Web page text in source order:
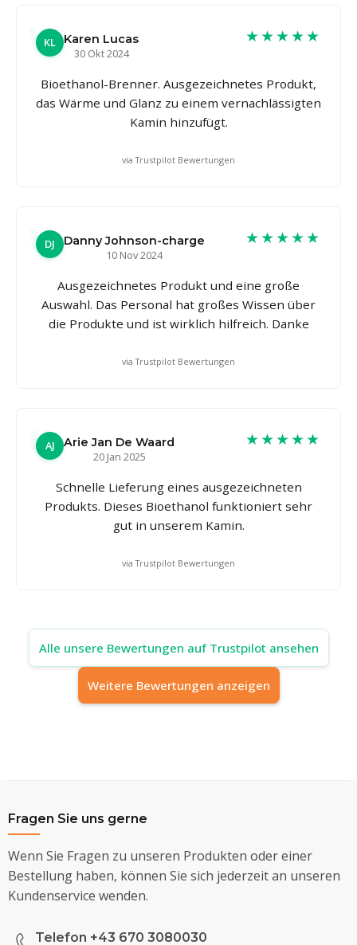
KL
Karen Lucas
30 Okt 2024
★★★★★
Bioethanol-Brenner. Ausgezeichnetes Produkt,
das Wärme und Glanz zu einem vernachlässigten
Kamin hinzufügt.
via Trustpilot Bewertungen
DJ
Danny Johnson-charge
10 Nov 2024
★★★★★
Ausgezeichnetes Produkt und eine große
Auswahl. Das Personal hat großes Wissen über
die Produkte und ist wirklich hilfreich. Danke
via Trustpilot Bewertungen
AJ
Arie Jan De Waard
20 Jan 2025
★★★★★
Schnelle Lieferung eines ausgezeichneten
Produkts. Dieses Bioethanol funktioniert sehr
gut in unserem Kamin.
via Trustpilot Bewertungen
Alle unsere Bewertungen auf Trustpilot ansehen
Weitere Bewertungen anzeigen
Fragen Sie uns gerne
Wenn Sie Fragen zu unseren Produkten oder einer
Bestellung haben, können Sie sich jederzeit an unseren
Kundenservice wenden.
Telefon +43 670 3080030